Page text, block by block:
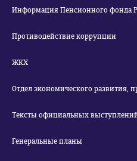
Информация Пенсионного фонда
Противодействие коррупции
ЖКХ
Отдел экономического развития,
Тексты официальных
Генеральные планы